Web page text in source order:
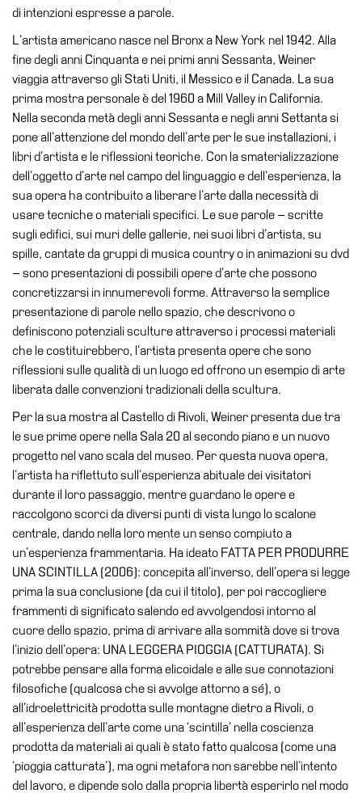
Edificio
Castello
Manica
Lunga
Villa
Cerruti
Cosmo
Digitale
EN
Visita
Shop
Chi
Area
Media
Organizza
tuo
evento
Amministrazione
trasparente
Whistleblowing
Sostieni
museo
EN
di intenzioni espresse a parole.
L’artista americano nasce nel Bronx a New York nel 1942. Alla
fine degli anni Cinquanta e nei primi anni Sessanta, Weiner
viaggia attraverso gli Stati Uniti, il Messico e il Canada. La sua
prima mostra personale è del 1960 a Mill Valley in California.
Nella seconda metà degli anni Sessanta e negli anni Settanta si
pone all’attenzione del mondo dell’arte per le sue installazioni, i
libri d’artista e le riflessioni teoriche. Con la smaterializzazione
dell’oggetto d’arte nel campo del linguaggio e dell’esperienza, la
sua opera ha contribuito a liberare l’arte dalla necessità di
usare tecniche o materiali specifici. Le sue parole – scritte
sugli edifici, sui muri delle gallerie, nei suoi libri d’artista, su
spille, cantate da gruppi di musica country o in animazioni su dvd
– sono presentazioni di possibili opere d’arte che possono
concretizzarsi in innumerevoli forme. Attraverso la semplice
presentazione di parole nello spazio, che descrivono o
definiscono potenziali sculture attraverso i processi materiali
che le costituirebbero, l’artista presenta opere che sono
riflessioni sulle qualità di un luogo ed offrono un esempio di arte
liberata dalle convenzioni tradizionali della scultura.
Per la sua mostra al Castello di Rivoli, Weiner presenta due tra
le sue prime opere nella Sala 20 al secondo piano e un nuovo
progetto nel vano scala del museo. Per questa nuova opera,
l’artista ha riflettuto sull’esperienza abituale dei visitatori
durante il loro passaggio, mentre guardano le opere e
raccolgono scorci da diversi punti di vista lungo lo scalone
centrale, dando nella loro mente un senso compiuto a
un’esperienza frammentaria. Ha ideato FATTA PER PRODURRE
UNA SCINTILLA (2006): concepita all’inverso, dell’opera si legge
prima la sua conclusione (da cui il titolo), per poi raccogliere
frammenti di significato salendo ed avvolgendosi intorno al
cuore dello spazio, prima di arrivare alla sommità dove si trova
l’inizio dell’opera: UNA LEGGERA PIOGGIA (CATTURATA). Si
potrebbe pensare alla forma elicoidale e alle sue connotazioni
filosofiche (qualcosa che si avvolge attorno a sé), o
all’idroelettricità prodotta sulle montagne dietro a Rivoli, o
all’esperienza dell’arte come una ‘scintilla’ nella coscienza
prodotta da materiali ai quali è stato fatto qualcosa (come una
‘pioggia catturata’), ma ogni metafora non sarebbe nell’intento
del lavoro, e dipende solo dalla propria libertà esperirlo nel modo